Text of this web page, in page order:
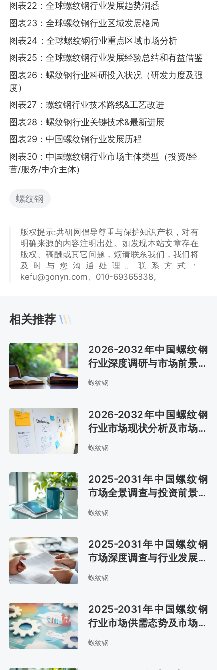
图表22：全球螺纹钢行业发展趋势洞悉
图表23：全球螺纹钢行业区域发展格局
图表24：全球螺纹钢行业重点区域市场分析
图表25：全球螺纹钢行业发展经验总结和有益借鉴
图表26：螺纹钢行业科研投入状况（研发力度及强
度）
图表27：螺纹钢行业技术路线&工艺改进
图表28：螺纹钢行业关键技术&最新进展
图表29：中国螺纹钢行业发展历程
图表30：中国螺纹钢行业市场主体类型（投资/经
营/服务/中介主体）
螺纹钢
版权提示:共研网倡导尊重与保护知识产权，对有
明确来源的内容注明出处。如发现本站文章存在
版权、稿酬或其它问题，烦请联系我们，我们将
及时与您沟通处理。联系方式：
kefu@gonyn.com、010-69365838。
相关推荐
2026-2032年中国螺纹钢
行业深度调研与市场前景预
测报告
螺纹钢
2026-2032年中国螺纹钢
行业市场现状分析及市场趋
势预测报告
螺纹钢
2025-2031年中国螺纹钢
市场全景调查与投资前景分
析报告
螺纹钢
2025-2031年中国螺纹钢
市场深度调查与行业发展趋
势报告
螺纹钢
2025-2031年中国螺纹钢
行业市场供需态势及市场趋
势预测报告
螺纹钢